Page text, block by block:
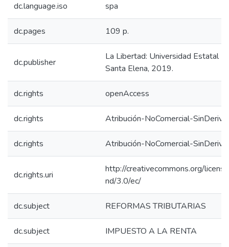
dc.language.iso spa
dc.pages 109 p.
dc.publisher
La Libertad: Universidad Estatal
Santa Elena, 2019.
dc.rights openAccess
dc.rights Atribución-NoComercial-
dc.rights Atribución-NoComercial-
dc.rights.uri
http://creativecommons.org/
nd/3.0/ec/
dc.subject REFORMAS TRIBUTARIAS
dc.subject IMPUESTO A LA RENTA